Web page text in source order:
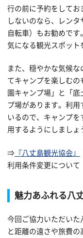
行の前に予約をしてお
しないのなら、レン
自転車）もお勧めです
気になる観光スポット
また、穏やかな気候
てキャンプを楽しむ
園キャンプ場」と「
プ場があります。利
いるので、キャンプを
用するようにしましょ
⇒ 『八丈島観光協会』
利用条件変更について
魅力あふれる八
今回ご協力いただいた
と距離の遠さや旅費